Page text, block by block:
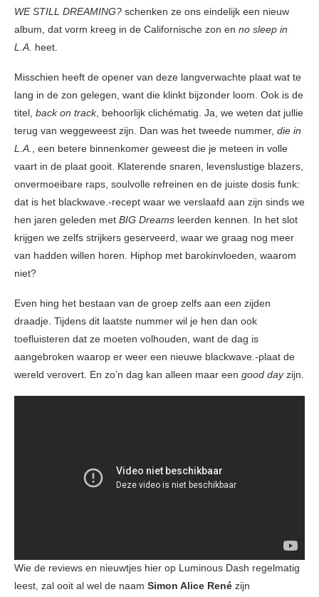
WE STILL DREAMING? schenken ze ons eindelijk een nieuw
album, dat vorm kreeg in de Californische zon en no sleep in
L.A. heet.
Misschien heeft de opener van deze langverwachte plaat wat te
lang in de zon gelegen, want die klinkt bijzonder loom. Ook is de
titel, back on track, behoorlijk clichématig. Ja, we weten dat jullie
terug van weggeweest zijn. Dan was het tweede nummer, die in
L.A.
, een betere binnenkomer geweest die je meteen in volle
vaart in de plaat gooit. Klaterende snaren, levenslustige blazers,
onvermoeibare raps, soulvolle refreinen en de juiste dosis funk:
dat is het blackwave.-recept waar we verslaafd aan zijn sinds we
hen jaren geleden met BIG Dreams leerden kennen. In het slot
krijgen we zelfs strijkers geserveerd, waar we graag nog meer
van hadden willen horen. Hiphop met barokinvloeden, waarom
niet?
Even hing het bestaan van de groep zelfs aan een zijden
draadje. Tijdens dit laatste nummer wil je hen dan ook
toefluisteren dat ze moeten volhouden, want de dag is
aangebroken waarop er weer een nieuwe blackwave.-plaat de
wereld verovert. En zo’n dag kan alleen maar een good dayzijn.
Wie de reviews en nieuwtjes hier op Luminous Dash regelmatig
leest, zal ooit al wel de naam Simon Alice René zijn